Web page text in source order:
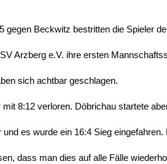
gegen Beckwitz bestritten die Spieler
Arzberg e.V. ihre ersten
sich achtbar geschlagen.
8:12 verloren. Döbrichau startete
es wurde ein 16:4 Sieg
dass man dies auf alle Fälle